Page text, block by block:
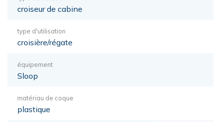
croiseur de cabine
type d'utilisation
croisière/régate
équipement
Sloop
matériau de coque
plastique